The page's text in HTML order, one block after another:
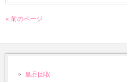
« 前のページ
単品回収